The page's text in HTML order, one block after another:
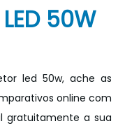
LED 50W
led 50w, ache as
online com
gratuitamente a sua